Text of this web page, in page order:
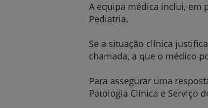
A equipa médica inclui, em
Pediatria.
Se a situação clínica
chamada, a que o médico
Para assegurar uma
Patologia Clínica e Serviço